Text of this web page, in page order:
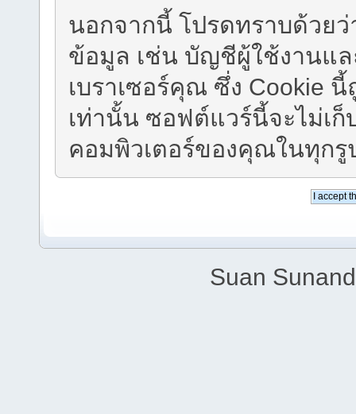
นอกจากนี้ โปรดทราบด้วย
ข้อมูล เช่น บัญชีผู้ใช้งานแ
เบราเซอร์คุณ ซึ่ง Cookie
เท่านั้น ซอฟต์แวร์นี้จะไม่เ
คอมพิวเตอร์ของคุณในทุกรู
Suan